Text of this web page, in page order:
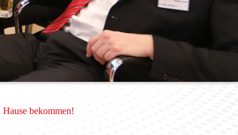
bekommen!